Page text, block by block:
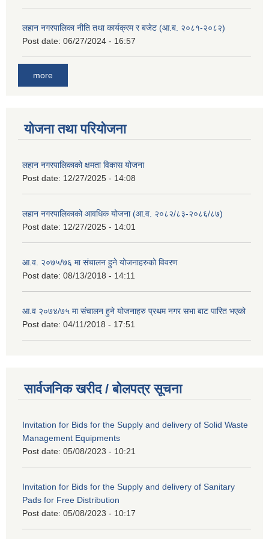
लहान नगरपालिका नीति तथा कार्यक्रम र बजेट (आ.ब. २०८१-२०८२)
Post date: 06/27/2024 - 16:57
more
योजना तथा परियोजना
लहान नगरपालिकाको क्षमता विकास योजना
Post date: 12/27/2025 - 14:08
लहान नगरपालिकाको आवधिक योजना (आ.व. २०८२/८३-२०८६/८७)
Post date: 12/27/2025 - 14:01
आ.व. २०७५/७६ मा संचालन हुने योजनाहरुको विवरण
Post date: 08/13/2018 - 14:11
आ.व २०७४/७५ मा संचालन हुने योजनाहरु प्रथम नगर सभा बाट पारित भएको
Post date: 04/11/2018 - 17:51
सार्वजनिक खरीद / बोलपत्र सूचना
Invitation for Bids for the Supply and delivery of Solid Waste
Management Equipments
Post date: 05/08/2023 - 10:21
Invitation for Bids for the Supply and delivery of Sanitary
Pads for Free Distribution
Post date: 05/08/2023 - 10:17